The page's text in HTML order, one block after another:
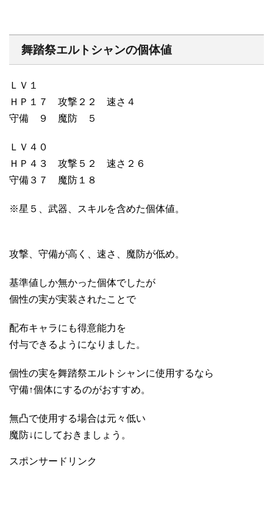
舞踏祭エルトシャンの個体値
ＬＶ１
ＨＰ１７ 攻撃２２ 速さ４
守備 ９ 魔防 ５
ＬＶ４０
ＨＰ４３ 攻撃５２ 速さ２６
守備３７ 魔防１８
※星５、武器、スキルを含めた個体値。
攻撃、守備が高く、速さ、魔防が低め。
基準値しか無かった個体でしたが
個性の実が実装されたことで
配布キャラにも得意能力を
付与できるようになりました。
個性の実を舞踏祭エルトシャンに使用するなら
守備↑個体にするのがおすすめ。
無凸で使用する場合は元々低い
魔防↓にしておきましょう。
スポンサードリンク